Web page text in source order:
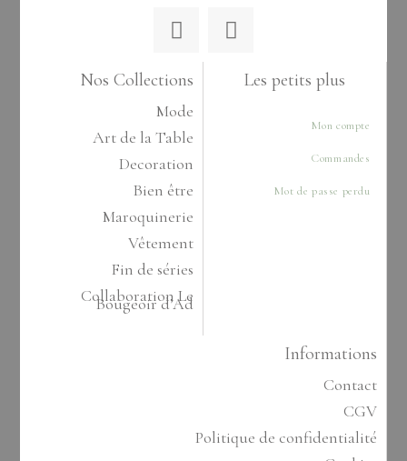
Nos Collections
Mode
Art de la Table
Decoration
Bien être
Maroquinerie
Vêtement
Fin de séries
Collaboration Le
Bougeoir d’Ad
Les petits plus
Mon compte
Commandes
Mot de passe perdu
Informations
Contact
CGV
Politique de confidentialité